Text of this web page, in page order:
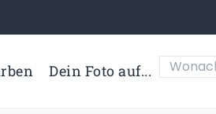
Dein Foto auf...